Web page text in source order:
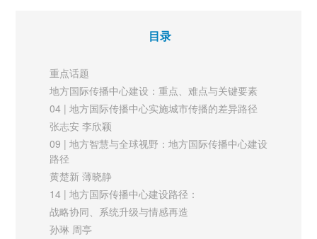
进地方文化传播的深度与广度；应把握人才培养、媒体融合、技
界读懂中国，实现地方国际传播的高质量高水平发展。
构建以马克思主义新闻观为基石的国际传播自主知识体系
目前，我国的国际传播虽然在中国式现代化的实践进程与鲜活经
验中取得一些成果，但更多是以中国的在地性经验去注解和印证
西方国际传播理论，而我们自身的国际传播大量借鉴外来概念与
体系，建立在西方国际传播基础之上，由于外来理论的普遍性无
法应对中国场景的特殊性，导致其对新时代涌现出丰富多彩的国
目录
重点话题
地方国际传播中心建设：重点、难点与关键要素
04 | 地方国际传播中心实施城市传播的差异路径
张志安 李欣颖
09 | 地方智慧与全球视野：地方国际传播中心建设
路径
黄楚新 薄晓静
14 | 地方国际传播中心建设路径：
战略协同、系统升级与情感再造
孙琳 周亭